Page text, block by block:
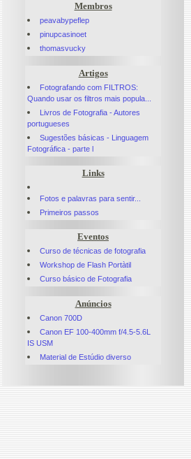
Membros
peavabypeflep
pinupcasinoet
thomasvucky
Artigos
Fotografando com FILTROS:
Quando usar os filtros mais popula...
Livros de Fotografia - Autores
portugueses
Sugestões básicas - Linguagem
Fotográfica - parte l
Links
Fotos e palavras para sentir...
Primeiros passos
Eventos
Curso de técnicas de fotografia
Workshop de Flash Portàtil
Curso básico de Fotografia
Anúncios
Canon 700D
Canon EF 100-400mm f/4.5-5.6L
IS USM
Material de Estúdio diverso